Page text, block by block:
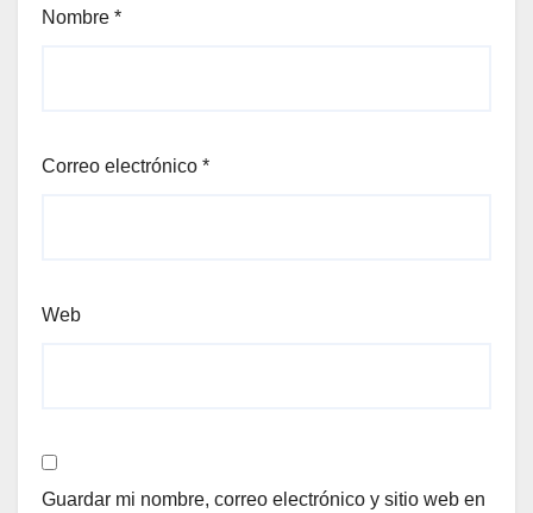
Nombre *
Correo electrónico *
Web
Guardar mi nombre, correo electrónico y sitio web en